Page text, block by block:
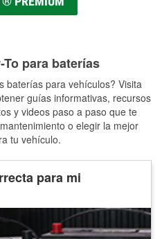
para baterías
baterías para vehículos? Visita
guías informativas, recursos
y videos paso a paso que te
o elegir la mejor
tu vehículo.
para mi